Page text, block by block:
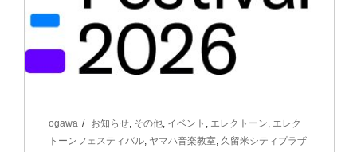
ogawa お知らせ, その他, イベント , エレクトーン, エレク
トーンフェスティバル, ヤマハ音楽教室, 久留米シティプラザ